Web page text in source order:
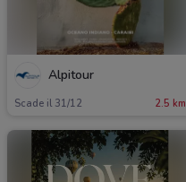
Alpitour
Scade il 31/12 2.5 km